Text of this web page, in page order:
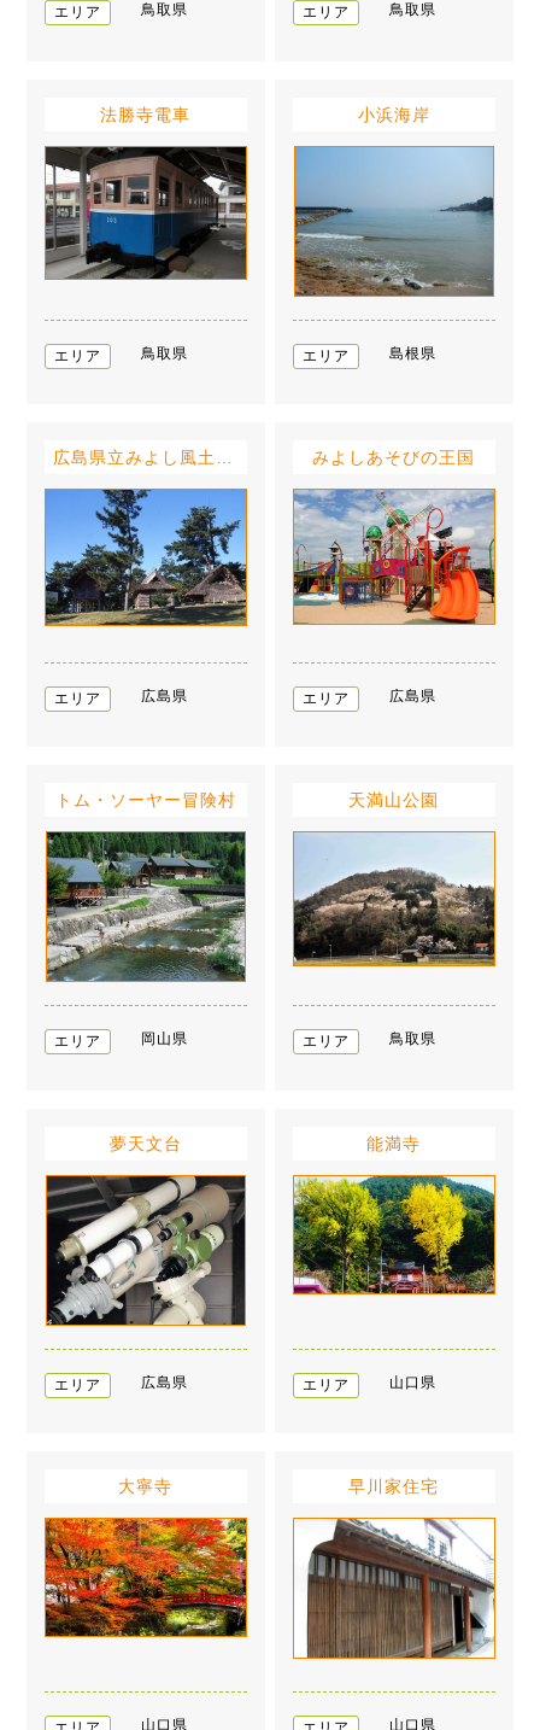
エリア 鳥取県 エリア 鳥取県
法勝寺電車
エリア 鳥取県
小浜海岸
エリア 島根県
エリア 広島県
みよしあそびの王国
エリア 広島県
トム・ソーヤー冒険村
エリア 岡山県
天満山公園
エリア 鳥取県
夢天文台
エリア 広島県
能満寺
エリア 山口県
大寧寺
山口県
早川家住宅
山口県